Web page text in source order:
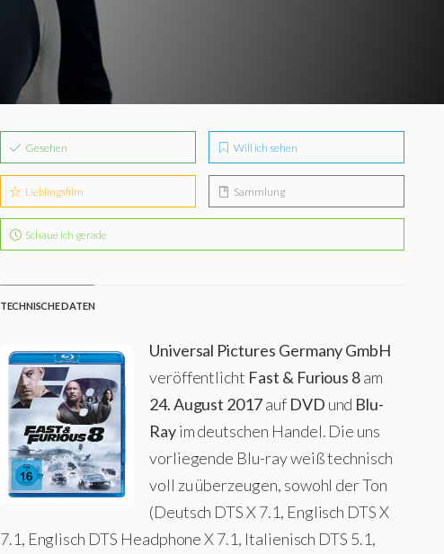
Gesehen Will ich sehen
Lieblingsfilm Sammlung
Schaue ich gerade
TECHNISCHE DATEN
Universal Pictures Germany GmbH
veröffentlicht Fast & Furious 8am
24. August 2017auf DVD und Blu-
Rayim deutschen Handel. Die uns
vorliegende Blu-ray weiß technisch
voll zu überzeugen, sowohl der Ton
(Deutsch DTS X 7.1, Englisch DTS X
7.1, Englisch DTS Headphone X 7.1, Italienisch DTS 5.1,